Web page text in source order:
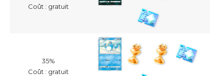
Coût : gratuit
35%
Coût : gratuit